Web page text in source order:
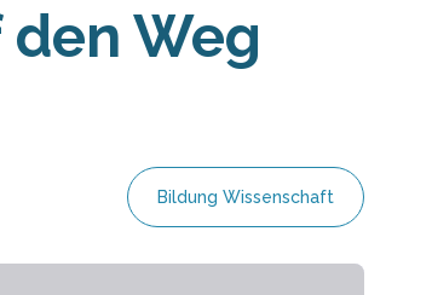
Weg
Bildung Wissenschaft